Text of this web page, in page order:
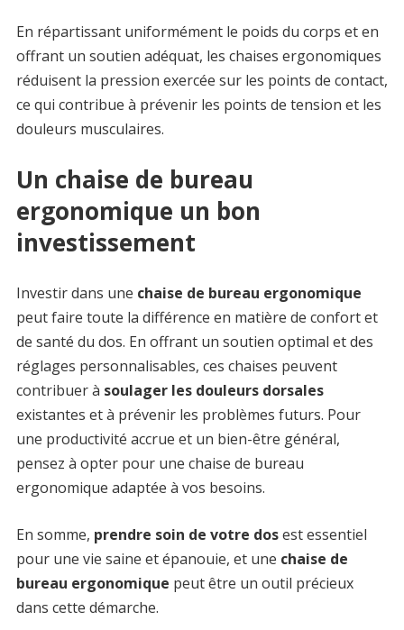
En répartissant uniformément le poids du corps et en
offrant un soutien adéquat, les chaises ergonomiques
réduisent la pression exercée sur les points de contact,
ce qui contribue à prévenir les points de tension et les
douleurs musculaires.
Un chaise de bureau
ergonomique un bon
investissement
Investir dans une chaise de bureau ergonomique
peut faire toute la différence en matière de confort et
de santé du dos. En offrant un soutien optimal et des
réglages personnalisables, ces chaises peuvent
contribuer à soulager les douleurs dorsales
existantes et à prévenir les problèmes futurs. Pour
une productivité accrue et un bien-être général,
pensez à opter pour une chaise de bureau
ergonomique adaptée à vos besoins.
En somme, prendre soin de votre dosest essentiel
pour une vie saine et épanouie, et une chaise de
bureau ergonomique peut être un outil précieux
dans cette démarche.